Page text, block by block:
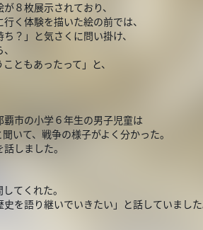
８枚展示されており、
く体験を描いた絵の前では、
？」と気さくに問い掛け、
ともあったって」と、
市の小学６年生の男子児童は
いて、戦争の様子がよく分かった。
話しました。
てくれた。
を語り継いでいきたい」と話していました